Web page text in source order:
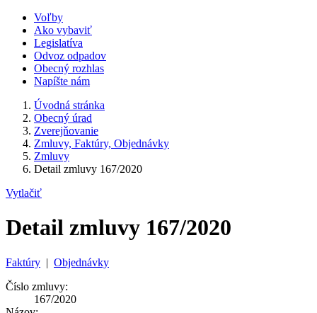
Voľby
Ako vybaviť
Legislatíva
Odvoz odpadov
Obecný rozhlas
Napíšte nám
Úvodná stránka
Obecný úrad
Zverejňovanie
Zmluvy, Faktúry, Objednávky
Zmluvy
Detail zmluvy 167/2020
Vytlačiť
Detail zmluvy 167/2020
Faktúry | Objednávky
Číslo zmluvy:
167/2020